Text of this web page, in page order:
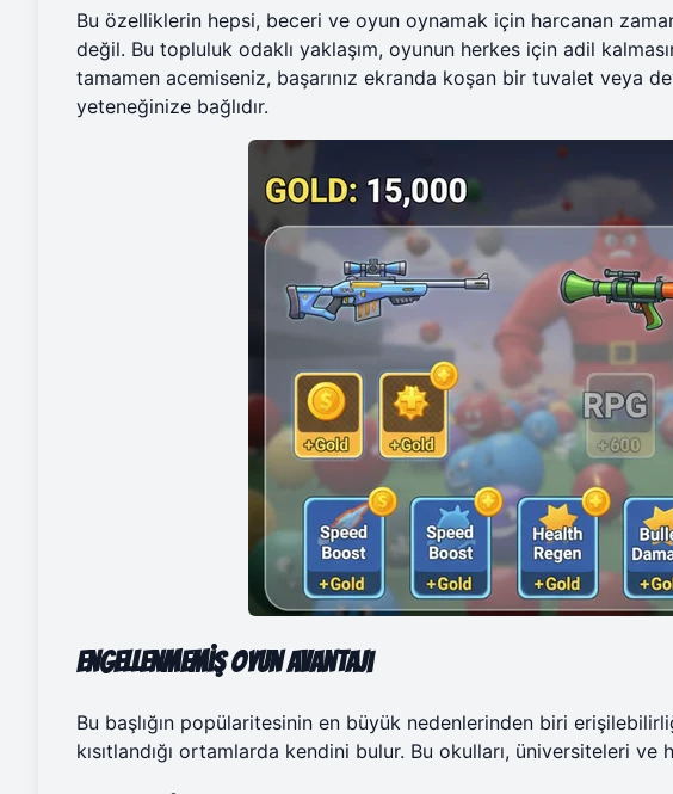
Bu özelliklerin hepsi, beceri ve oyun oynamak için harcanan
değil. Bu topluluk odaklı yaklaşım, oyunun herkes için adil
tamamen acemiseniz, başarınız ekranda koşan bir tuvalet veya
yeteneğinize bağlıdır.
Engellenmemiş Oyun Avantajı
Bu başlığın popülaritesinin en büyük nedenlerinden biri
kısıtlandığı ortamlarda kendini bulur. Bu okulları, üniversiteleri